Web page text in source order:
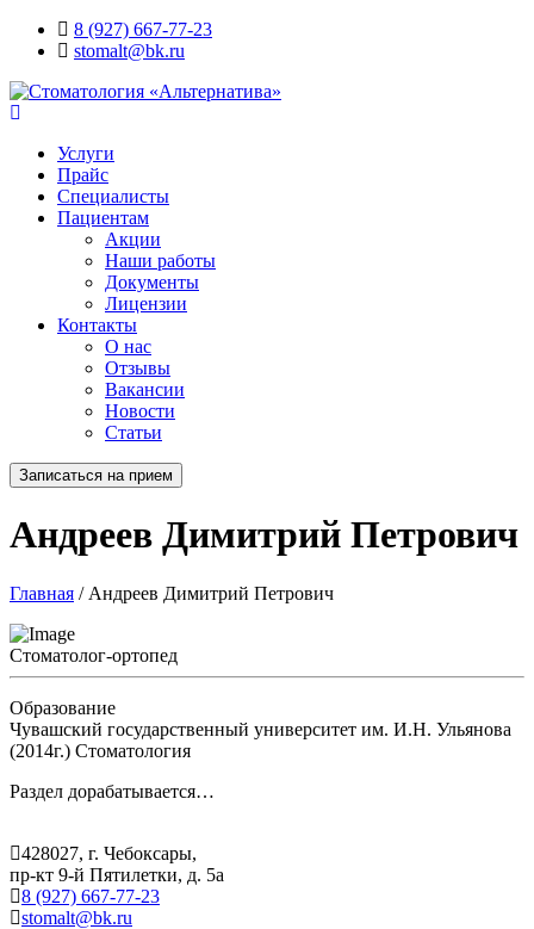
8 (927) 667-77-23
stomalt@bk.ru
Услуги
Прайс
Специалисты
Пациентам
Акции
Наши работы
Документы
Лицензии
Контакты
О нас
Отзывы
Вакансии
Новости
Статьи
Записаться на прием
Андреев Димитрий Петрович
Главная / Андреев Димитрий Петрович
Стоматолог-ортопед
Образование
Чувашский государственный университет им. И.Н. Ульянова
(2014г.) Стоматология
Раздел дорабатывается…
428027, г. Чебоксары,
пр-кт 9-й Пятилетки, д. 5а
8 (927) 667-77-23
stomalt@bk.ru